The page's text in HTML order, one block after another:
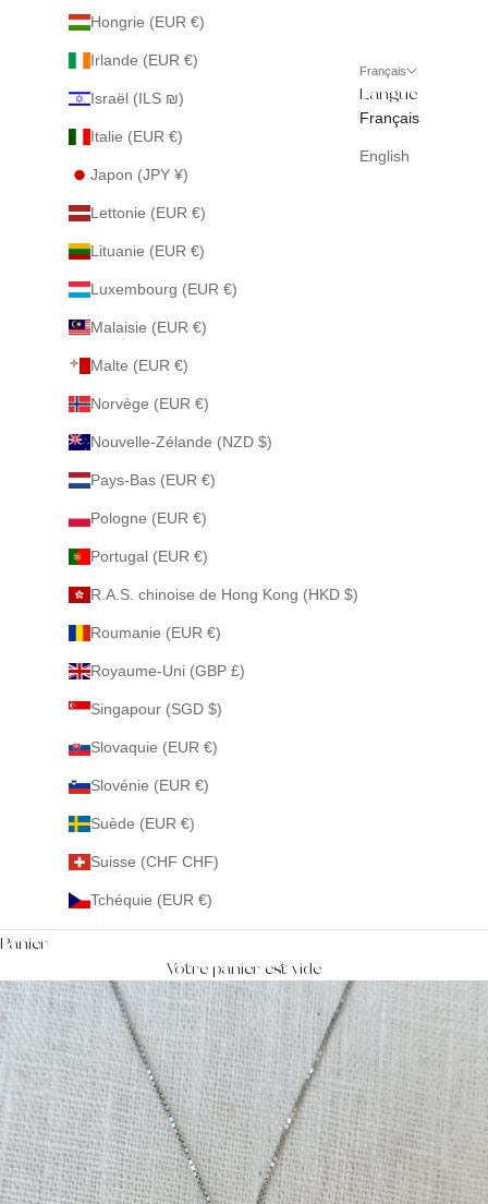
Hongrie (EUR €)
Irlande (EUR €)
Israël (ILS ₪)
Italie (EUR €)
Japon (JPY ¥)
Lettonie (EUR €)
Lituanie (EUR €)
Luxembourg (EUR €)
Malaisie (EUR €)
Malte (EUR €)
Norvège (EUR €)
Nouvelle-Zélande (NZD $)
Pays-Bas (EUR €)
Pologne (EUR €)
Portugal (EUR €)
R.A.S. chinoise de Hong Kong (HKD $)
Roumanie (EUR €)
Royaume-Uni (GBP £)
Singapour (SGD $)
Slovaquie (EUR €)
Slovénie (EUR €)
Suède (EUR €)
Suisse (CHF CHF)
Tchéquie (EUR €)
Français
Langue
Français
English
Panier
Votre panier est vide